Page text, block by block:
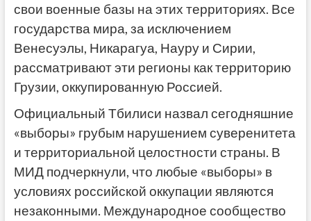
свои военные базы на этих территориях. Все
государства мира, за исключением
Венесуэлы, Никарагуа, Науру и Сирии,
рассматривают эти регионы как территорию
Грузии, оккупированную Россией.
Официальный Тбилиси назвал сегодняшние
«выборы» грубым нарушением суверенитета
и территориальной целостности страны. В
МИД подчеркнули, что любые «выборы» в
условиях российской оккупации являются
незаконными. Международное сообщество